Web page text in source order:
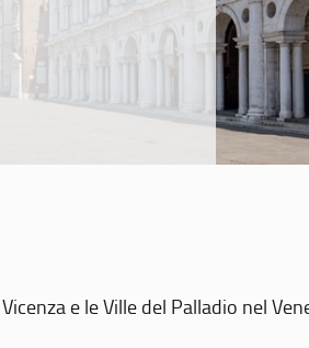
e le Ville del Palladio nel